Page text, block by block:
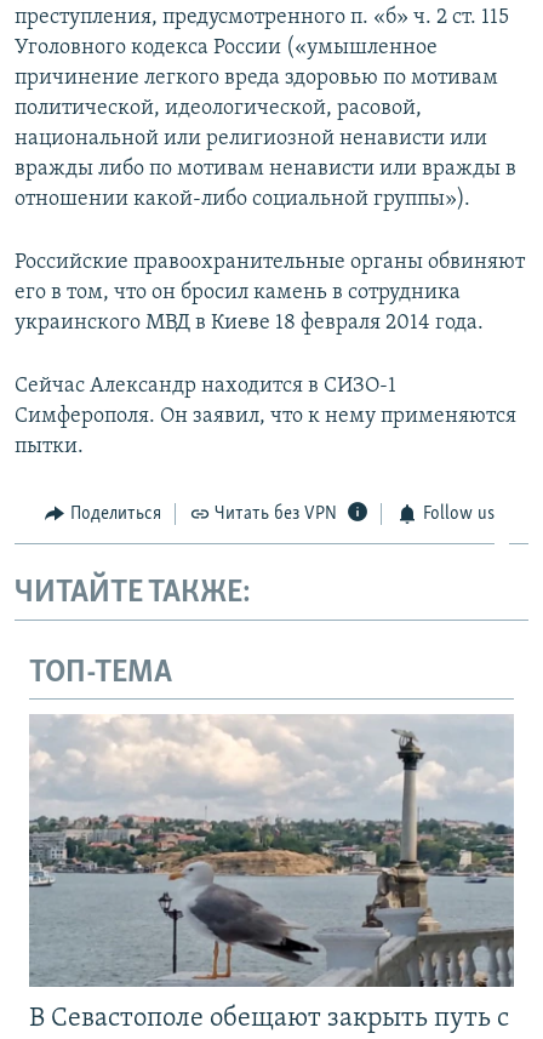
преступления, предусмотренного п. «б» ч. 2 ст. 115
Уголовного кодекса России («умышленное
причинение легкого вреда здоровью по мотивам
политической, идеологической, расовой,
национальной или религиозной ненависти или
вражды либо по мотивам ненависти или вражды в
отношении какой-либо социальной группы»).
Российские правоохранительные органы обвиняют
его в том, что он бросил камень в сотрудника
украинского МВД в Киеве 18 февраля 2014 года.
Сейчас Александр находится в СИЗО-1
Симферополя. Он заявил, что к нему применяются
пытки.
Поделиться Читать без VPN Follow us
ЧИТАЙТЕ ТАКЖЕ:
ТОП-ТЕМА
В Севастополе обещают закрыть путь с